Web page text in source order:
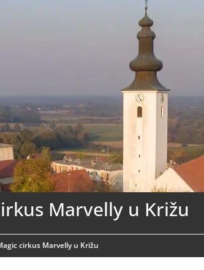
Marvelly u Križu
cirkus Marvelly u Križu